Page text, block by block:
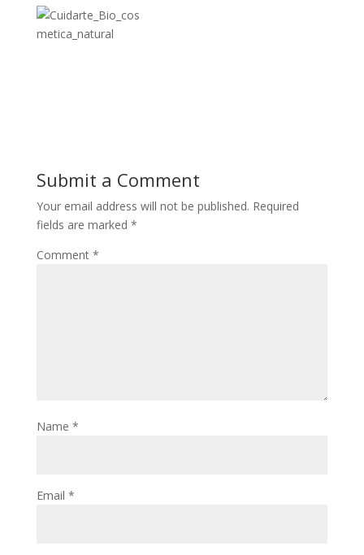
Submit a Comment
Your email address will not be published. Required
fields are marked *
Comment *
Name *
Email *